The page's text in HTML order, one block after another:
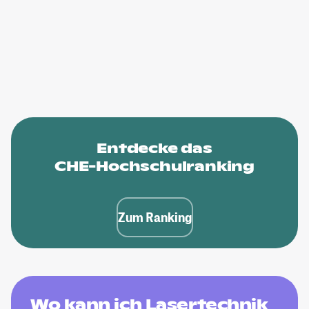
Entdecke das
CHE-Hochschulranking
Zum Ranking
Wo kann ich Lasertechnik